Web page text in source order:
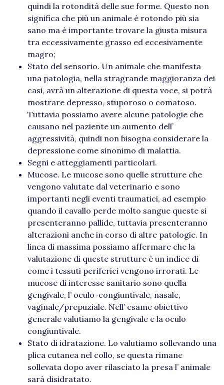
quindi la rotondità delle sue forme. Questo non
significa che più un animale è rotondo più sia
sano ma è importante trovare la giusta misura
tra eccessivamente grasso ed eccesivamente
magro;
Stato del sensorio. Un animale che manifesta
una patologia, nella stragrande maggioranza dei
casi, avrà un alterazione di questa voce, si potrà
mostrare depresso, stuporoso o comatoso.
Tuttavia possiamo avere alcune patologie che
causano nel paziente un aumento dell’
aggressività, quindi non bisogna considerare la
depressione come sinonimo di malattia.
Segni e atteggiamenti particolari.
Mucose. Le mucose sono quelle strutture che
vengono valutate dal veterinario e sono
importanti negli eventi traumatici, ad esempio
quando il cavallo perde molto sangue queste si
presenteranno pallide, tuttavia presenteranno
alterazioni anche in corso di altre patologie. In
linea di massima possiamo affermare che la
valutazione di queste strutture è un indice di
come i tessuti periferici vengono irrorati. Le
mucose di interesse sanitario sono quella
gengivale, l’ oculo-congiuntivale, nasale,
vaginale/prepuziale. Nell’ esame obiettivo
generale valutiamo la gengivale e la oculo
congiuntivale.
Stato di idratazione. Lo valutiamo sollevando una
plica cutanea nel collo, se questa rimane
sollevata dopo aver rilasciato la presa l’ animale
sarà disidratato.